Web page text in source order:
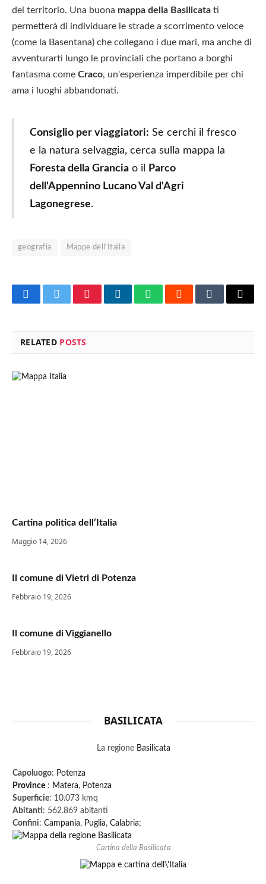
del territorio. Una buona mappa della Basilicata ti
permetterà di individuare le strade a scorrimento veloce
(come la Basentana) che collegano i due mari, ma anche di
avventurarti lungo le provinciali che portano a borghi
fantasma come Craco, un'esperienza imperdibile per chi
ama i luoghi abbandonati.
Consiglio per viaggiatori: Se cerchi il fresco
e la natura selvaggia, cerca sulla mappa la
Foresta della Granciao il
Parco
dell'Appennino Lucano Val d'Agri
Lagonegrese.
geografia Mappe dell'Italia
FacebookTwitterPinterestLinkedInWhatsAppRedditTumblrEmail
RELATED POSTS
Cartina politica dell’Italia
Maggio 14, 2026
Il comune di Vietri di Potenza
Febbraio 19, 2026
Il comune di Viggianello
Febbraio 19, 2026
BASILICATA
La regione Basilicata
Capoluogo: Potenza
Province : Matera, Potenza
Superficie: 10.073 kmq
Abitanti: 562.869 abitanti
Confini: Campania, Puglia, Calabria;
Cartina della Basilicata